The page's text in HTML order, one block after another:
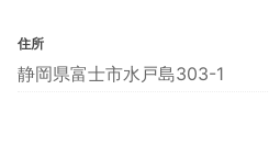
住所
静岡県富士市水戸島303-1